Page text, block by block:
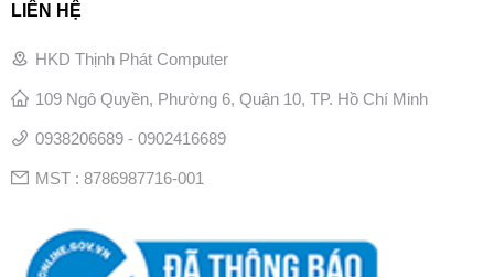
LIÊN HỆ
HKD Thịnh Phát Computer
109 Ngô Quyền, Phường 6, Quận 10, TP. Hồ Chí Minh
0938206689 - 0902416689
MST : 8786987716-001